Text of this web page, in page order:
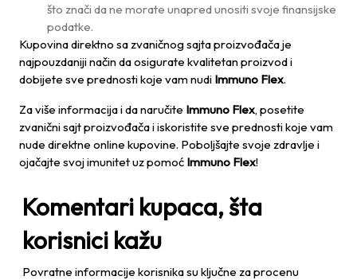
što znači da ne morate unapred unositi svoje finansijske
podatke.
Kupovina direktno sa zvaničnog sajta proizvođača je
najpouzdaniji način da osigurate kvalitetan proizvod i
dobijete sve prednosti koje vam nudi Immuno Flex.
Za više informacija i da naručite Immuno Flex, posetite
zvanični sajt proizvođača i iskoristite sve prednosti koje vam
nude direktne online kupovine. Poboljšajte svoje zdravlje i
ojačajte svoj imunitet uz pomoć Immuno Flex!
Komentari kupaca, šta
korisnici kažu
Povratne informacije korisnika su ključne za procenu